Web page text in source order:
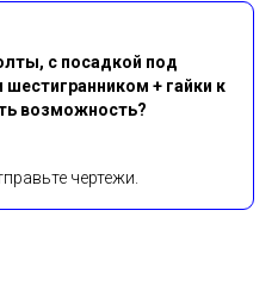
с посадкой под
+ гайки к
возможность?
чертежи.